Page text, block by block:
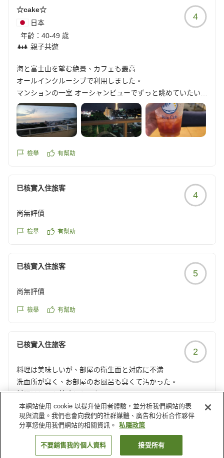
クチコミの詳細はこちらから
reviewId=33123478394970
☆cake☆
日本
年齡： 40-49 歲
親子共遊
4
海と富士山を望む絶景、カフェも最高
オールインクルーシブで利用しました。
マンションの一室 オーシャンビューでずっと眺めていたいく
らい。
ちょうど満月の日に宿泊でしたので、月明かりが海面に反射
して「月の道」を作り出すような美しい夜景でした。
RiTa Caffe オシャレでとても美味しかったです。
reviewId=33123478389390
檢舉 有幫助
已核實入住旅客
4
尚無評價
檢舉 有幫助
已核實入住旅客
5
尚無評價
檢舉 有幫助
已核實入住旅客
2
料理は美味しいが、部屋の衛生面と対応に不満
洗面所が臭く、お部屋のお風呂も臭くて汚かった。
料理はとても美味しかった。
部屋にハエが出てフロントに電話したが、殺虫剤だけ持って
きて対処はしてくれなく不親切と感じた。
クチコミの詳細はこちらから
https://review.travel.rakuten.co.jp/hotel/voice/13569?
檢舉 有幫助
載入更多結果
本網站使用 cookie 以提升使用者體驗，並分析我們網站的表
現與流量。我們也會向我們的社群媒體、廣告和分析合作夥伴
分享您使用我們網站的相關資訊。
私隱政策
不要銷售我的個人資料 接受所有